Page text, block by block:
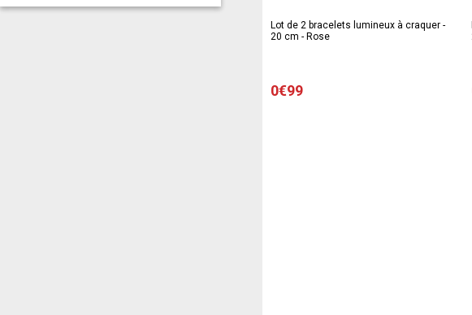
Lot de 2 bracelets lumineux à craquer -
20 cm - Rose
0€99